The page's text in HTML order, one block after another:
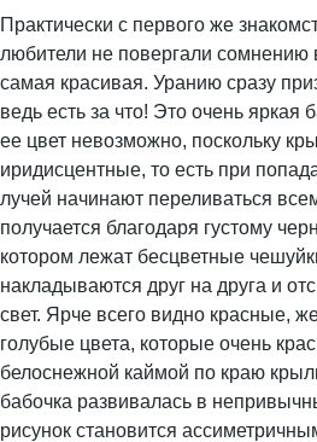
Практически с первого же
любители не повергали сомнению
самая красивая. Уранию сразу
ведь есть за что! Это очень яркая
ее цвет невозможно, поскольку
иридисцентные, то есть при
лучей начинают переливаться
получается благодаря густому
котором лежат бесцветные
накладываются друг на друга и
свет. Ярче всего видно красные,
голубые цвета, которые очень
белоснежной каймой по краю
бабочка развивалась в
рисунок становится